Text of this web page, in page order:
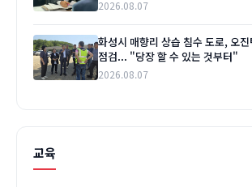
2026.08.07
화성시 매향리 상습 침수 도로, 오
점검... "당장 할 수 있는 것부터"
2026.08.07
교육